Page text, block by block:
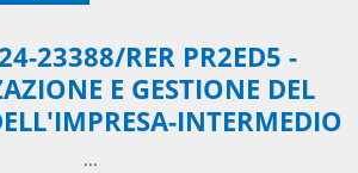
23388/RER PR2ED5 -
E GESTIONE DEL
INTERMEDIO
​...